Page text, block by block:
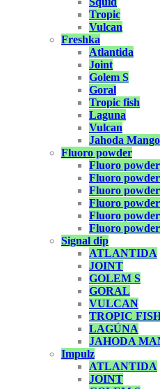
Tropic
Vulcan
Freshka
Atlantida
Joint
Golem S
Goral
Tropic fish
Laguna
Vulcan
Jahoda
Fluoro powder
Fluoro
Fluoro
Fluoro
Fluoro
Fluoro
Fluoro
Signal dip
ATLANTIDA
JOINT
GOLEM S
GORAL
VULCAN
TROPIC
LAGÚNA
JAHODA
Impulz
ATLANTIDA
JOINT